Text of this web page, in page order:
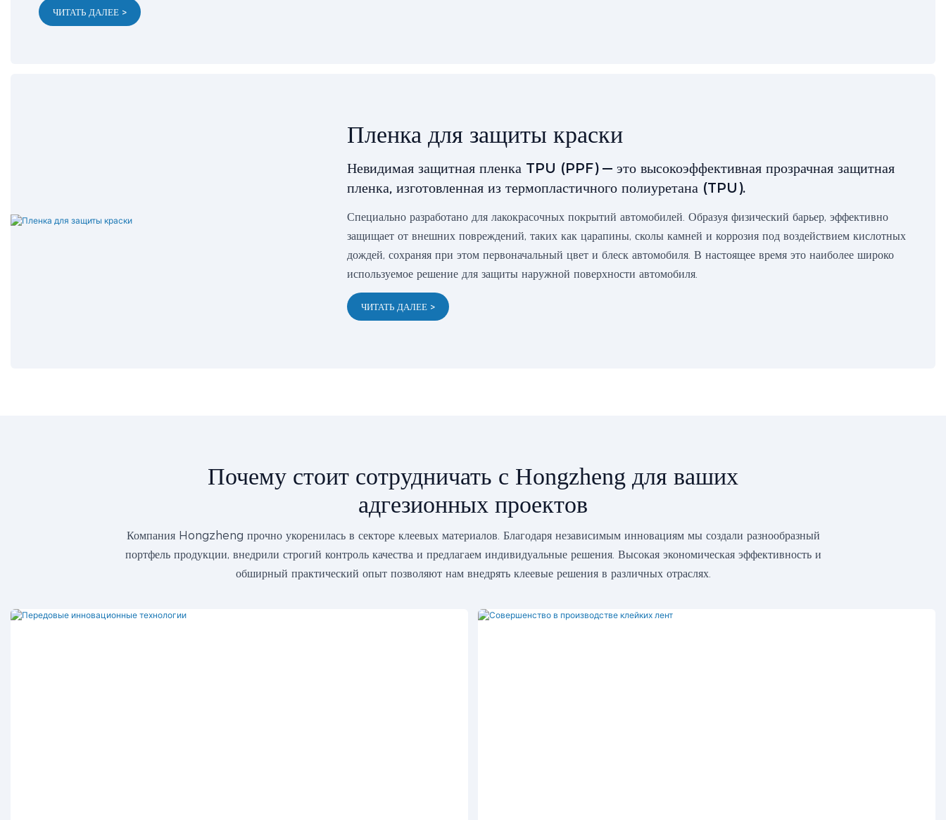
ЧИТАТЬ ДАЛЕЕ >
Пленка для защиты краски
Невидимая защитная пленка TPU (PPF) — это высокоэффективная прозрачная защитная
пленка, изготовленная из термопластичного полиуретана (TPU).
Специально разработано для лакокрасочных покрытий автомобилей. Образуя физический барьер, эффективно
защищает от внешних повреждений, таких как царапины, сколы камней и коррозия под воздействием кислотных
дождей, сохраняя при этом первоначальный цвет и блеск автомобиля. В настоящее время это наиболее широко
используемое решение для защиты наружной поверхности автомобиля.
ЧИТАТЬ ДАЛЕЕ >
Почему стоит сотрудничать с Hongzheng для ваших
адгезионных проектов
Компания Hongzheng прочно укоренилась в секторе клеевых материалов. Благодаря независимым инновациям мы создали разнообразный
портфель продукции, внедрили строгий контроль качества и предлагаем индивидуальные решения. Высокая экономическая эффективность и
обширный практический опыт позволяют нам внедрять клеевые решения в различных отраслях.